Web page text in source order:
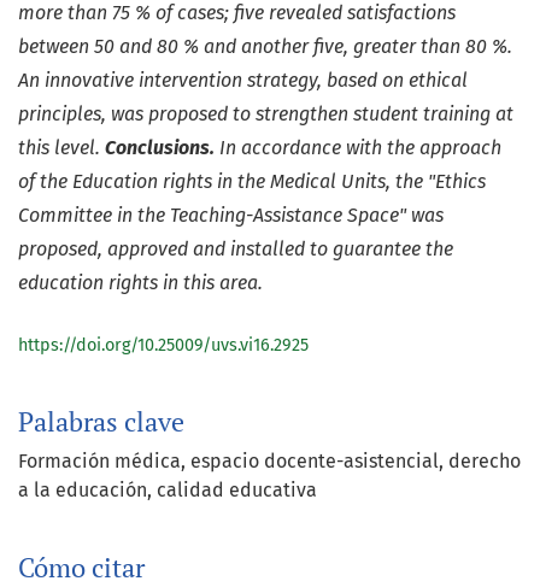
Palabras clave
Formación médica espacio docente-asistencial derecho
a la educación calidad educativa
Cómo citar
more than 75 % of cases; five revealed satisfactions
between 50 and 80 % and another five, greater than 80 %.
An innovative intervention strategy, based on ethical
principles, was proposed to strengthen student training at
this level. Conclusions. In accordance with the approach
of the Education rights in the Medical Units, the "Ethics
Committee in the Teaching-Assistance Space" was
proposed, approved and installed to guarantee the
education rights in this area.
https://doi.org/10.25009/uvs.vi16.2925